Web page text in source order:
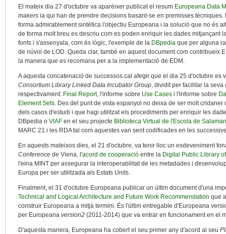
El mateix dia 27 d'octubre va aparèixer publicat el resum Europeana Data
makers ia qui han de prendre decisions basant-se en premisses
forma admirablement sintètica l'objectiu Europeana i la solució que no és
de forma molt breu es descriu com es poden enriquir les dades mitjançant
fonts i s'assenyala, com és lògic, l'exemple de la DBpedia que per alguna
de núvol de LOD. Queda clar, també en aquest document com contribueix
la manera que es recomana per a la implementació de EDM.
A aquesta concatenació de successos cal afegir que el dia 25 d'octubre es
Consortium Library Linked Data Incubator Group, dividit per facilitar la
respectivament: Final Report, l'informe sobre Use Cases i l'informe sobre
Element Sets. Des del punt de vista espanyol no deixa de ser molt cridaner
dels casos d'estudi i que hagi utilitzat els procediments per enriquir les
DBpedia o VIAF en el seu projecte Biblioteca Virtual de l'Escola de
MARC 21 i les RDA tal com aquestes van sent codificades en les
En aquests mateixos dies, el 21 d'octubre, va tenir lloc un esdeveniment
Conference de Viena, l'acord de cooperació entre la Digital Public Library
l'eina MINT per assegurar la interoperabilitat de les metadades i
Europa per ser utilitzada als Estats Units.
Finalment, el 31 d'octubre Europeana publicar un últim document d'una
Technical and Logical Architecture and Future Work Recommendation que
construir Europeana a mitjà termini. És l'últim entregable d'Europeana
per Europeana version2 (2011-2014) que va entrar en funcionament en el
D'aquesta manera, Europeana ha cobert el seu primer any d'acord al seu